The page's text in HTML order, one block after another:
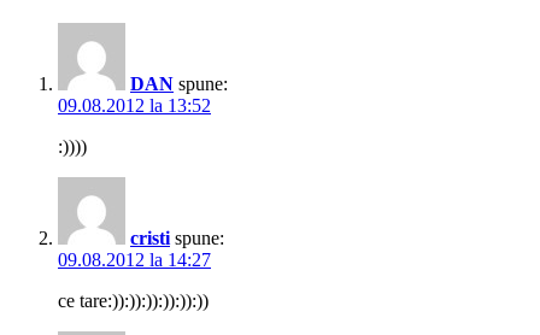
DAN spune:
09.08.2012 la 13:52
:))))
cristi spune:
09.08.2012 la 14:27
ce tare:)):)):)):)):)):))